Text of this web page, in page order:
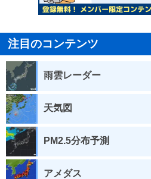
注目のコンテンツ
雨雲レーダー
天気図
PM2.5分布予測
アメダス